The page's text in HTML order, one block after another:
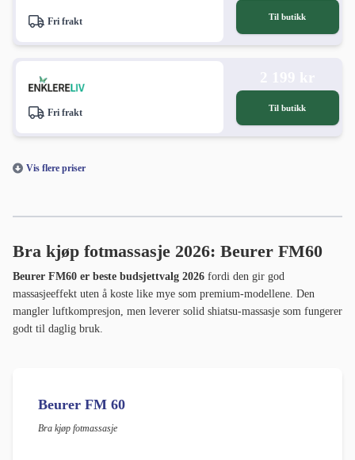
Fri frakt Til butikk
Fri frakt Til butikk
Vis flere priser
Bra kjøp fotmassasje 2026: Beurer FM60
Beurer FM60 er beste budsjettvalg 2026 fordi den gir god
massasjeeffekt uten å koste like mye som premium-modellene. Den
mangler luftkompresjon, men leverer solid shiatsu-massasje som fungerer
godt til daglig bruk.
Beurer FM 60
Bra kjøp fotmassasje